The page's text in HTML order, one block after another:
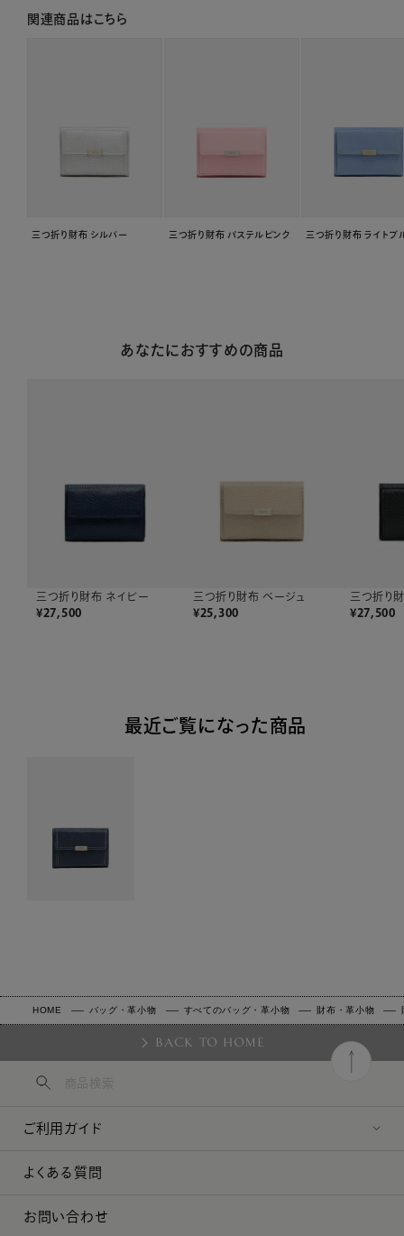
関連商品はこちら
三つ折り財布 シルバー 三つ折り財布 パステルピンク 三つ折り財布 ライトブ
あなたにおすすめの商品
三つ折り財布 ネイビー
¥27,500
三つ折り財布 ベージュ
¥25,300
三つ折り
¥27,500
最近ご覧になった商品
HOME バッグ・革小物 すべてのバッグ・革小物 財布・革小物
BACK TO HOME
ご利用ガイド
よくある質問
お問い合わせ